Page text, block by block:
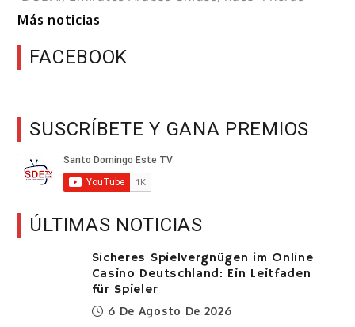
Más noticias
FACEBOOK
SUSCRÍBETE Y GANA PREMIOS
ÚLTIMAS NOTICIAS
Sicheres Spielvergnügen im Online
Casino Deutschland: Ein Leitfaden
für Spieler
6 De Agosto De 2026